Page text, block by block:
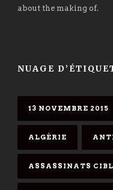
about the making of.
NUAGE
13 NOVEMBRE 2015
ALGÉRIE
ASSASSINATS